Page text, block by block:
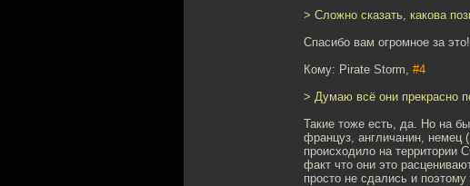
> Сложно сказать, какова
Спасибо вам огромное за это!
Кому: Pirate Storm, #4
> Думаю всё они прекрасно
Такие тоже есть, да. Но на
француз, англичанин, немец
происходило на
факт что они это
просто не сдались и